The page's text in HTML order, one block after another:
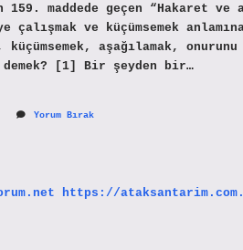
159. maddede geçen “Hakaret
çalışmak ve küçümsemek
aşağılamak,
[1] Bir şeyden bir…
Yorum Bırak
https://